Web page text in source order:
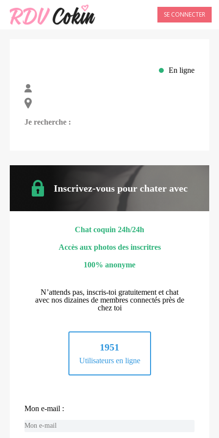
SE CONNECTER
En ligne
Je recherche :
Inscrivez-vous pour chater avec
Chat coquin 24h/24h
Accès aux photos des inscritres
100% anonyme
N’attends pas, inscris-toi gratuitement et chat
avec nos dizaines de membres connectés près de
chez toi
1951
Utilisateurs en ligne
Mon e-mail :